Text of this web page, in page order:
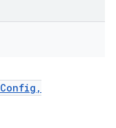
Config ,